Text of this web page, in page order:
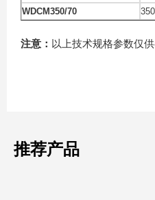
WDCM350/70
350
注意： 以上技术规格参数仅
推荐产品